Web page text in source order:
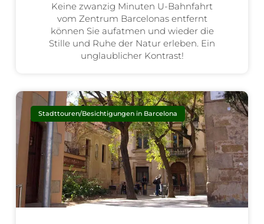
Keine zwanzig Minuten U-Bahnfahrt
vom Zentrum Barcelonas entfernt
können Sie aufatmen und wieder die
Stille und Ruhe der Natur erleben. Ein
unglaublicher Kontrast!
Stadttouren/Besichtigungen in Barcelona